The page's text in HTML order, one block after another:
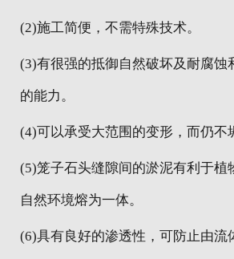
(2)施工简便，不需特殊技术。
(3)有很强的抵御自然破坏及耐腐蚀
的能力。
(4)可以承受大范围的变形，而仍不
(5)笼子石头缝隙间的淤泥有利于植
自然环境熔为一体。
(6)具有良好的渗透性，可防止由流